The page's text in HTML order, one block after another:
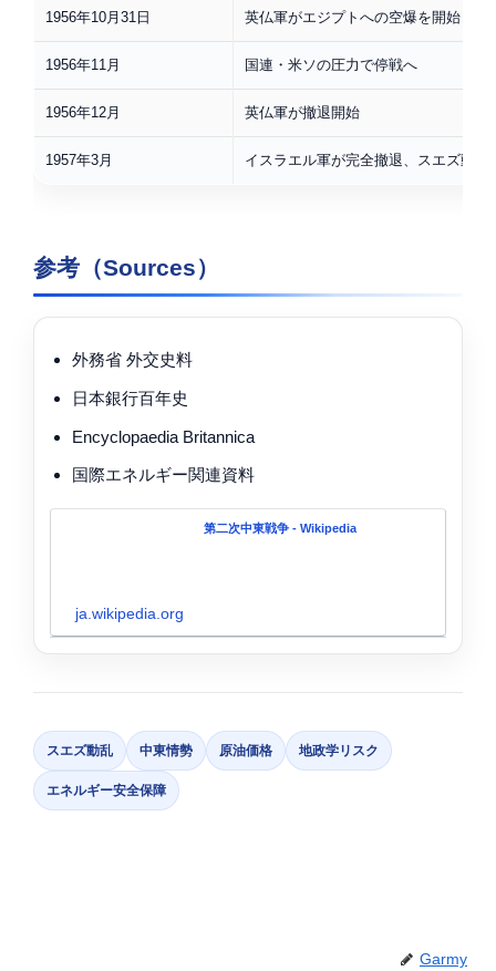
1956年10月31日 英仏軍がエジプトへの空爆を開始
1956年11月 国連・米ソの圧力で停戦へ
1956年12月 英仏軍が撤退開始
1957年3月 イスラエル軍が完全撤退、スエズ動乱
参考（Sources）
外務省 外交史料
日本銀行百年史
Encyclopaedia Britannica
国際エネルギー関連資料
第二次中東戦争 - Wikipedia
ja.wikipedia.org
スエズ動乱 中東情勢 原油価格 地政学リスク
エネルギー安全保障
Garmy